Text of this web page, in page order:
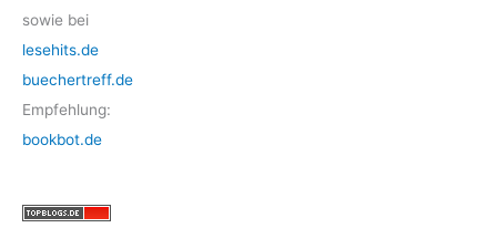
sowie bei
lesehits.de
buechertreff.de
Empfehlung:
bookbot.de